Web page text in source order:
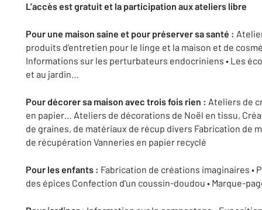
L’accès est gratuit et la participation aux ateliers libre
Pour une maison saine et pour préserver sa santé :
produits d’entretien pour le linge et la maison et de
Informations sur les perturbateurs endocriniens • Les
et au jardin…
Pour décorer sa maison avec trois fois rien : Ateliers de
en papier… Ateliers de décorations de Noël en tissu,
de graines, de matériaux de récup divers Fabrication de
de récupération Vanneries en papier recyclé
Pour les enfants : Fabrication de créations imaginaires •
des épices Confection d’un coussin-doudou • Marque-